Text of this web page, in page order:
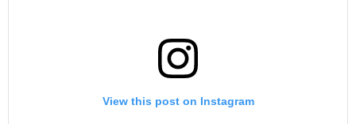
View this post on Instagram